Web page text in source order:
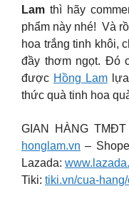
Lam thì hãy
phẩm này nhé! Và
hoa trắng tinh khôi,
đầy thơm ngọt. Đó
được Hồng Lamlựa
thức quà tinh hoa
GIAN HÀNG
honglam.vn –
Lazada:
Tiki: tiki.vn/cua-